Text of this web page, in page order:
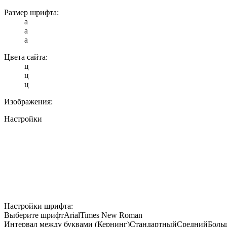
Размер шрифта:
a
a
a
Цвета сайта:
ц
ц
ц
Изображения:
Настройки
Настройки шрифта:
Выберите шрифтArialTimes New Roman
Интервал между буквами (Кернинг)СтандартныйСредний